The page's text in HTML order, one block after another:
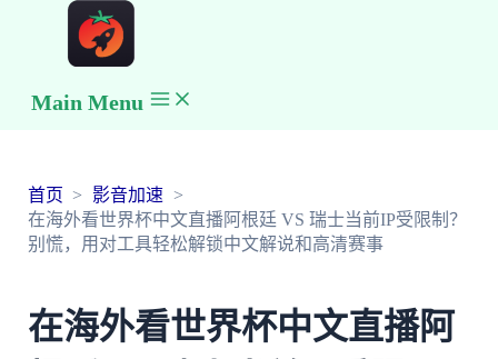
Main Menu
首页
影音加速
在海外看世界杯中文直播阿根廷 VS 瑞士当前IP受限制？
别慌，用对工具轻松解锁中文解说和高清赛事
在海外看世界杯中文直播阿